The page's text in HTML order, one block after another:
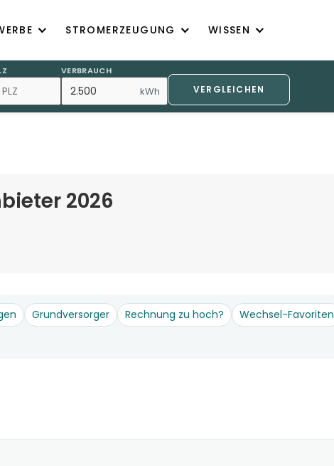
STROMERZEUGUNG WISSEN
VERBRAUCH
kWh VERGLEICHEN
2026
Grundversorger Rechnung zu hoch? Wechsel-Favoriten